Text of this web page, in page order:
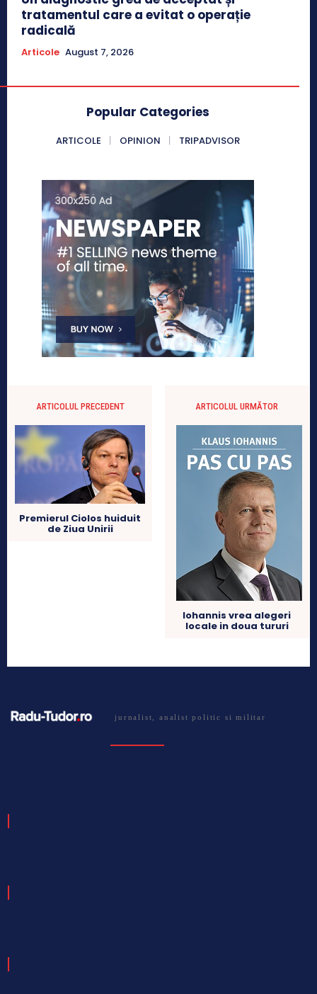
tratamentul care a evitat o operație
radicală
Articole August 7, 2026
Popular Categories
ARTICOLE OPINION TRIPADVISOR
ARTICOLUL PRECEDENT
Premierul Ciolos huiduit
de Ziua Unirii
ARTICOLUL URMĂTOR
Iohannis vrea alegeri
locale in doua tururi
jurnalist, analist politic si militar